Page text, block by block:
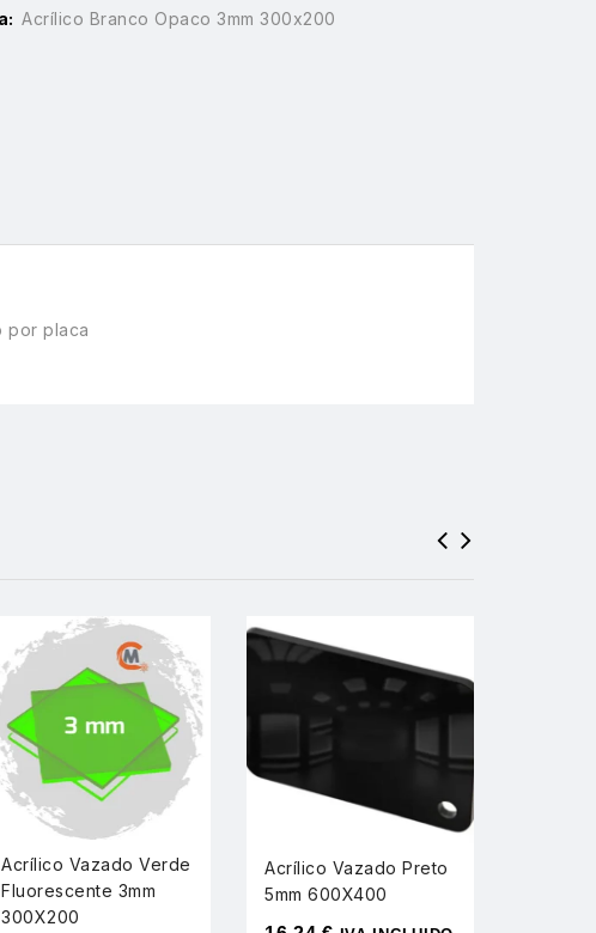
Acrílico Branco Opaco 3mm 300x200
por placa
Acrílico Vazado Verde
Fluorescente 3mm
300X200
Acrílico Vazado Preto
5mm 600X400